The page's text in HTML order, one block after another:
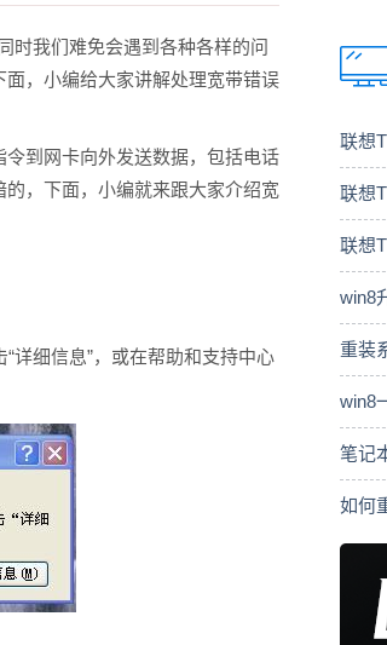
时我们难免会遇到各种各样的问
，小编给大家讲解处理宽带错误
到网卡向外发送数据，包括电话
，下面，小编就来跟大家介绍宽
详细信息”，或在帮助和支持中心
联想
win8
重装
win8
笔记
如何